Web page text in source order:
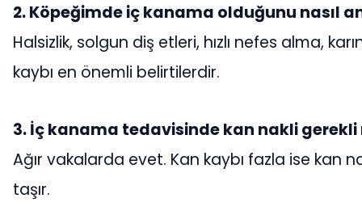
2. Köpeğimde iç kanama olduğunu nasıl
Halsizlik, solgun diş etleri, hızlı nefes alma,
kaybı en önemli belirtilerdir.
3. İç kanama tedavisinde kan nakli gerekli
Ağır vakalarda evet. Kan kaybı fazla ise kan
taşır.